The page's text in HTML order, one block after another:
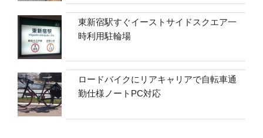
東新宿駅すぐイーストサイドスクエア一
時利用駐輪場
ロードバイクにリアキャリアで自転車通
勤仕様ノートPC対応